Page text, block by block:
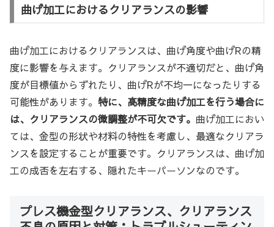
曲げ加工におけるクリアランスの影響
曲げ加工におけるクリアランスは、曲げ角度や曲げRの精
度に影響を与えます。クリアランスが不適切だと、曲げ角
度が目標値からずれたり、曲げRが不均一になったりする
可能性があります。 特に、高精度な曲げ加工を行う場合に
は、クリアランスの微調整が不可欠です。 曲げ加工におい
ては、金型の形状や材料の特性を考慮し、最適なクリアラ
ンスを設定することが重要です。クリアランスは、曲げ加
工の成否を左右する、隠れたキーパーソンなのです。
プレス機金型クリアランス、クリアランス